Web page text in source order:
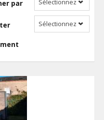
par Sélectionnez
Sélectionnez